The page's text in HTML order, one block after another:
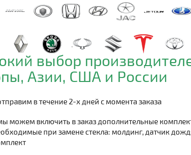
выбор
Азии, США и России
в течение 2-х дней с момента заказа
можем включить в заказ дополнительные
при замене стекла: молдинг, датчик